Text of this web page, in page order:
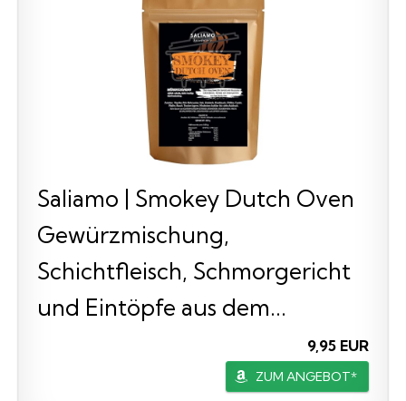
Saliamo | Smokey Dutch Oven
Gewürzmischung,
Schichtfleisch, Schmorgericht
und Eintöpfe aus dem...
9,95 EUR
ZUM ANGEBOT*